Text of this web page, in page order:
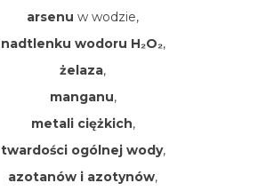
arsenu w wodzie,
nadtlenku wodoru H₂O₂,
żelaza,
manganu,
metali ciężkich,
twardości ogólnej wody,
azotanów i azotynów,